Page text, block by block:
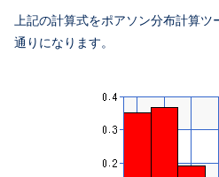
上記の計算式をポアソン分布計算
通りになります。